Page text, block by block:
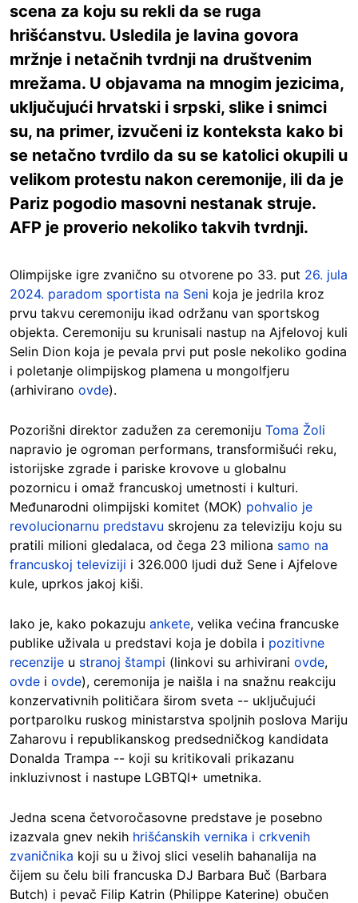
scena za koju su rekli da se ruga
hrišćanstvu. Usledila je lavina govora
mržnje i netačnih tvrdnji na društvenim
mrežama. U objavama na mnogim jezicima,
uključujući hrvatski i srpski, slike i snimci
su, na primer, izvučeni iz konteksta kako bi
se netačno tvrdilo da su se katolici okupili u
velikom protestu nakon ceremonije, ili da je
Pariz pogodio masovni nestanak struje.
AFP je proverio nekoliko takvih tvrdnji.
Olimpijske igre zvanično su otvorene po 33. put 26. jula
2024. paradom sportista na Seni koja je jedrila kroz
prvu takvu ceremoniju ikad održanu van sportskog
objekta. Ceremoniju su krunisali nastup na Ajfelovoj kuli
Selin Dion koja je pevala prvi put posle nekoliko godina
i poletanje olimpijskog plamena u mongolfjeru
(arhivirano ovde).
Pozorišni direktor zadužen za ceremoniju Toma Žoli
napravio je ogroman performans, transformišući reku,
istorijske zgrade i pariske krovove u globalnu
pozornicu i omaž francuskoj umetnosti i kulturi.
Međunarodni olimpijski komitet (MOK) pohvalio je
revolucionarnu predstavu skrojenu za televiziju koju su
pratili milioni gledalaca, od čega 23 miliona samo na
francuskoj televiziji i 326.000 ljudi duž Sene i Ajfelove
kule, uprkos jakoj kiši.
Iako je, kako pokazuju ankete, velika većina francuske
publike uživala u predstavi koja je dobila i pozitivne
recenzije u stranoj štampi (linkovi su arhivirani ovde,
ovde i ovde), ceremonija je naišla i na snažnu reakciju
konzervativnih političara širom sveta -- uključujući
portparolku ruskog ministarstva spoljnih poslova Mariju
Zaharovu i republikanskog predsedničkog kandidata
Donalda Trampa -- koji su kritikovali prikazanu
inkluzivnost i nastupe LGBTQI+ umetnika.
Jedna scena četvoročasovne predstave je posebno
izazvala gnev nekih hrišćanskih vernika i crkvenih
zvaničnika koji su u živoj slici veselih bahanalija na
čijem su čelu bili francuska DJ Barbara Buč (Barbara
Butch) i pevač Filip Katrin (Philippe Katerine) obučen